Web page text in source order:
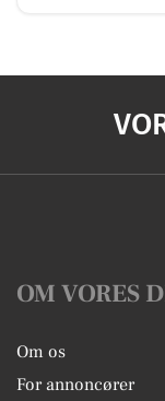
OM VORES
Om os
For annoncører